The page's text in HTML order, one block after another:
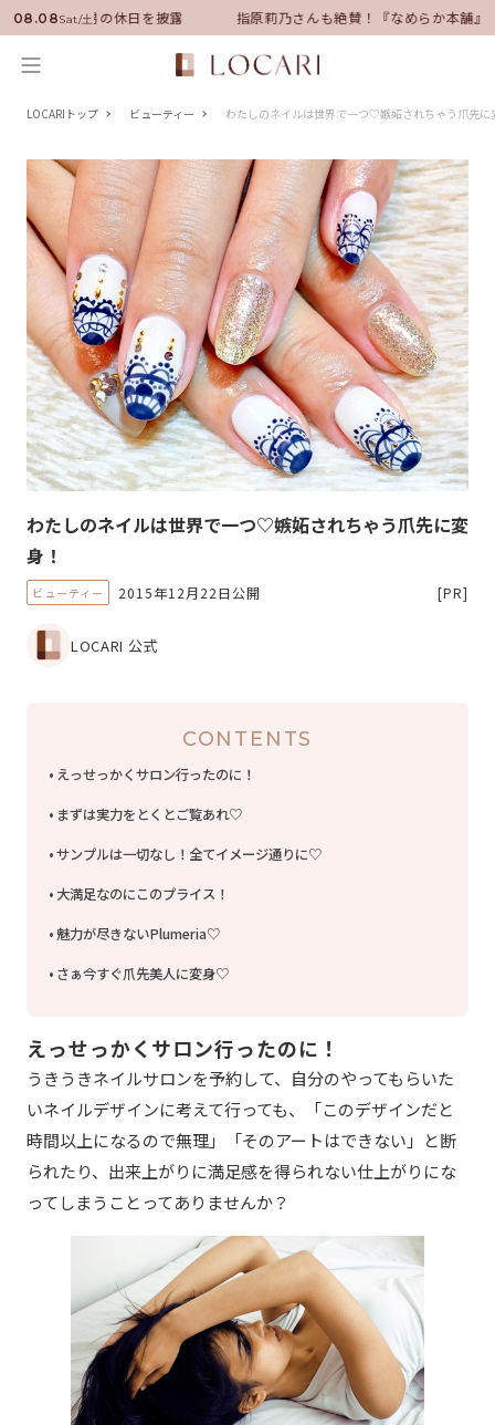
08.08Sat/土
！いい男の休日を披露 指原莉乃さんも絶賛！『なめらか本舗』保湿
LOCARIトップ ビューティー わたしのネイルは世界で一つ♡嫉妬されちゃう爪先に
わたしのネイルは世界で一つ♡嫉妬されちゃう爪先に変
身！
ビューティー 2015年12月22日公開 [PR]
LOCARI 公式
CONTENTS
えっせっかくサロン行ったのに！
まずは実力をとくとご覧あれ♡
サンプルは一切なし！全てイメージ通りに♡
大満足なのにこのプライス！
魅力が尽きないPlumeria♡
さぁ今すぐ爪先美人に変身♡
えっせっかくサロン行ったのに！
うきうきネイルサロンを予約して、自分のやってもらいた
いネイルデザインに考えて行っても、「このデザインだと
時間以上になるので無理」「そのアートはできない」と断
られたり、出来上がりに満足感を得られない仕上がりにな
ってしまうことってありませんか？